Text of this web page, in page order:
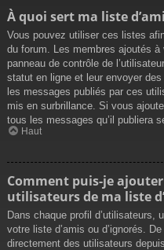
À quoi sert ma liste
Vous pouvez utiliser ces listes
du forum. Les membres ajoutés
panneau de contrôle de
statut en ligne et leur envoyer
les messages publiés par ces
mis en surbrillance. Si vous
tous les messages qu’il publiera
Haut
Comment puis-je
utilisateurs de ma liste
Dans chaque profil d’utilisateurs,
votre liste d’amis ou d’ignorés.
directement des utilisateurs